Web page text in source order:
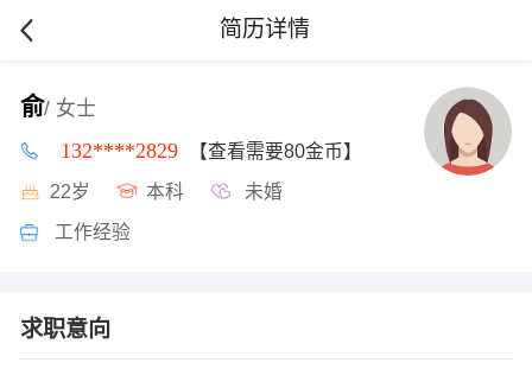
简历详情
俞/ 女士
132****2829 【查看需要80金币】
22岁 本科 未婚
工作经验
求职意向